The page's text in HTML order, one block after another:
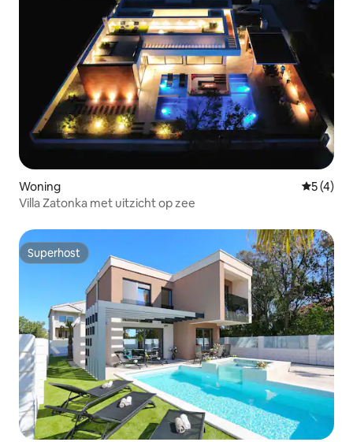
Woning
5 (4)
Villa Zatonka met uitzicht op zee
Superhost
Superhost